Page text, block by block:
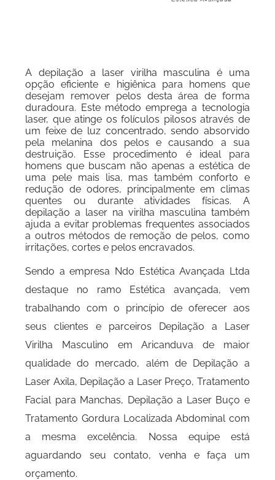
A depilação a laser virilha masculina é uma
opção eficiente e higiênica para homens que
desejam remover pelos desta área de forma
duradoura. Este método emprega a tecnologia
laser, que atinge os folículos pilosos através de
um feixe de luz concentrado, sendo absorvido
pela melanina dos pelos e causando a sua
destruição. Esse procedimento é ideal para
homens que buscam não apenas a estética de
uma pele mais lisa, mas também conforto e
redução de odores, principalmente em climas
quentes ou durante atividades físicas. A
depilação a laser na virilha masculina também
ajuda a evitar problemas frequentes associados
a outros métodos de remoção de pelos, como
irritações, cortes e pelos encravados.
Sendo a empresa Ndo Estética Avançada Ltda
destaque no ramo Estética avançada, vem
trabalhando com o princípio de oferecer aos
seus clientes e parceiros Depilação a Laser
Virilha Masculino em Aricanduva de maior
qualidade do mercado, além de Depilação a
Laser Axila, Depilação a Laser Preço, Tratamento
Facial para Manchas, Depilação a Laser Buço e
Tratamento Gordura Localizada Abdominal com
a mesma excelência. Nossa equipe está
aguardando seu contato, venha e faça um
orçamento.